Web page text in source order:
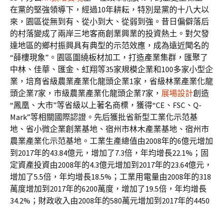
在黨的堅強領導下，經過10年耕耘，特別是黨的十八大以
來，園區從無到有、從小到大、從弱到強。昔日偏僻落后
的村落變成了兩岸三地客商創業興業的投資熱土。對欠發
達地區的鄉村振興具有典型的示范效應，成為遠近聞名的
“薛樓現象”。園區圍繞板材加工，打造產業集群，匯聚了
中林、佳華、匯金、虹翔等35家規模企業和100多家小型企
業，培育省級農業產業化龍頭企業1家，省級林業產業化龍
頭企業7家，市級農業產業化龍頭企業7家， 展場設計創造
“鳳凰、大市”等省級以上著名商標，獲得“CE、FSC、Q-
Mark”等相關國際認證。先后獲批省新型工業化示范基
地、省小微企業創業基地、宿州市林木產業基地、宿州市
農業產業化示范基地。工業生產總值由2008年的6億元增加
到2017年的43.84億元，增加了7.3倍，年均增長22.1%；固
定資產投資由2008年的4.3億元增加到2017年的23.64億元，
增加了5.5倍，年均增長18.5%；工業用電量由2008年的318
萬度增加到2017年的6200萬度，增加了19.5倍，年均增長
34.2%；財政收入由2008年的580萬元增加到2017年的4450